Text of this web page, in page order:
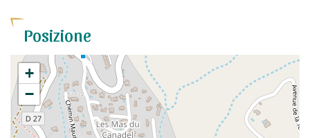
Posizione
+
−